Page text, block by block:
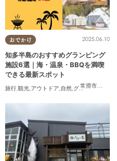
おでかけ
常滑市美浜町
2025.06.10
知多半島のおすすめグランピング
施設6選｜海・温泉・BBQを満喫
できる最新スポット
旅行,観光,アウトドア,自然,グランピング